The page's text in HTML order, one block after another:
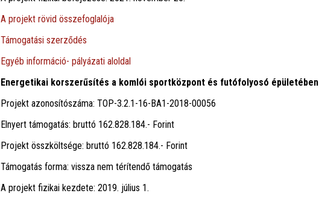
A projekt rövid összefoglalója
Támogatási szerződés
Egyéb információ- pályázati aloldal
Energetikai korszerűsítés a komlói sportközpont és futófolyosó épületében
Projekt azonosítószáma: TOP-3.2.1-16-BA1-2018-00056
Elnyert támogatás: bruttó 162.828.184.- Forint
Projekt összköltsége: bruttó 162.828.184.- Forint
Támogatás forma: vissza nem térítendő támogatás
A projekt fizikai kezdete: 2019. július 1.